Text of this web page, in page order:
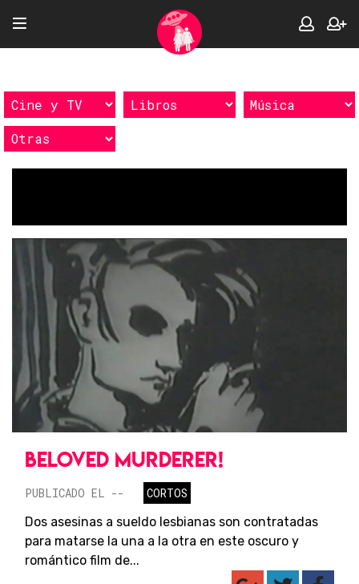
BELOVED MURDERER!
PUBLICADO EL --
CORTOS
Dos asesinas a sueldo lesbianas son contratadas
para matarse la una a la otra en este oscuro y
romántico film de...